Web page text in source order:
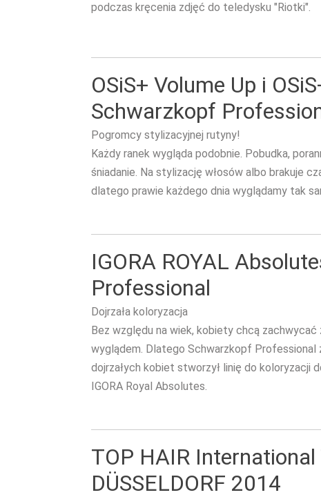
podczas kręcenia zdjęć do teledysku "Riotki".
OSiS+ Volume Up i
Schwarzkopf
Pogromcy stylizacyjnej rutyny!
Każdy ranek wygląda podobnie. Pobudka,
śniadanie. Na stylizację włosów albo brakuje
dlatego prawie każdego dnia wyglądamy tak
IGORA ROYAL
Professional
Dojrzała koloryzacja
Bez względu na wiek, kobiety chcą zachwycać
wyglądem. Dlatego Schwarzkopf Professional
dojrzałych kobiet stworzył linię do koloryzacji
IGORA Royal Absolutes.
TOP HAIR
DÜSSELDORF 2014